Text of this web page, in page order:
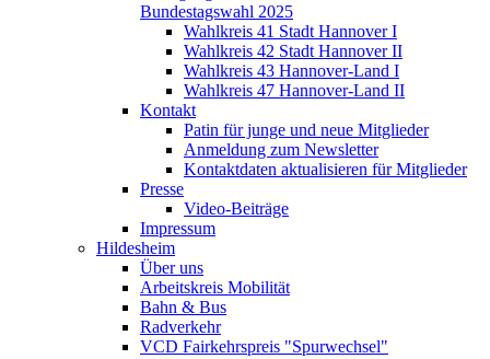
Bundestagswahl 2025
Wahlkreis 41 Stadt Hannover I
Wahlkreis 42 Stadt Hannover II
Wahlkreis 43 Hannover-Land I
Wahlkreis 47 Hannover-Land II
Kontakt
Patin für junge und neue Mitglieder
Anmeldung zum Newsletter
Kontaktdaten aktualisieren für Mitglieder
Presse
Video-Beiträge
Impressum
Hildesheim
Über uns
Arbeitskreis Mobilität
Bahn & Bus
Radverkehr
VCD Fairkehrspreis "Spurwechsel"